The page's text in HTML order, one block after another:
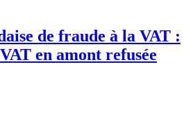
de fraude à la VAT :
en amont refusée